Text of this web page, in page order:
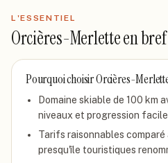
L'ESSENTIEL
Orcières-Merletteen bref
Pourquoi choisirOrcières-
Domaine skiable de 100 km
niveaux et progression facile
Tarifs raisonnables
presqu'île touristiques